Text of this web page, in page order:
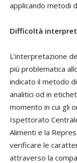
applicando metodi
Difficoltà
L’interpretazione
più problematica
indicato il metodo
analitici od in
momento in cui gli
Ispettorato
Alimenti e la
verificare le
attraverso la